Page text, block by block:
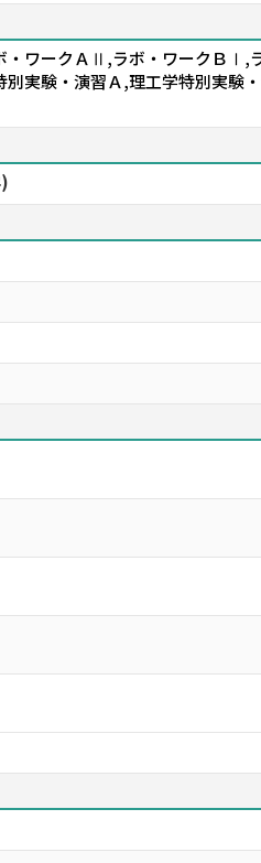
ワークＡⅡ,ラボ・ワークＢⅠ,
験・演習Ａ,理工学特別実験